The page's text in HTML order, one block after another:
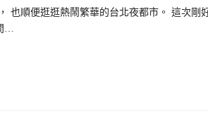
也順便逛逛熱鬧繁華的台北夜都市。 這次剛
…